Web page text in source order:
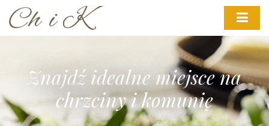
Znajdź idealne miejsce na
chrzciny i komunię